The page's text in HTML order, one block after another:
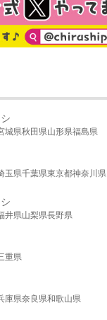
城県秋田県山形県福島県
玉県千葉県東京都神奈川県
井県山梨県長野県
重県
庫県奈良県和歌山県